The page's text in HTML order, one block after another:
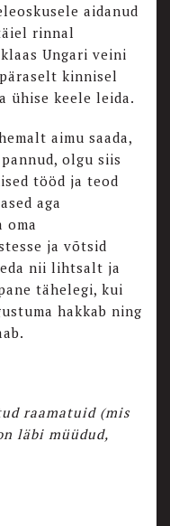
aidanud
rinnal
Ungari veini
kinnisel
ühise keele leida.
aimu saada,
olgu siis
tööd ja teod
aga
oma
ja võtsid
nii lihtsalt ja
tähelegi, kui
hakkab ning
raamatuid (mis
läbi müüdud,